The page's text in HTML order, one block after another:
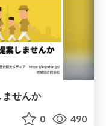
ませんか
0 490